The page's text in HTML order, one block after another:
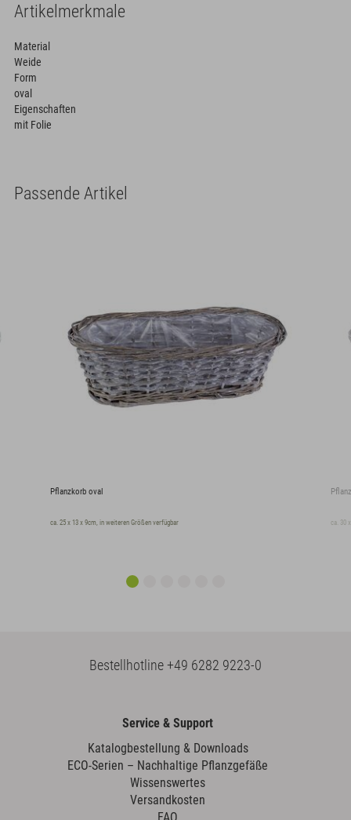
Artikelmerkmale
Material
Weide
Form
oval
Eigenschaften
mit Folie
Passende Artikel
Pflanzkorb oval
ca. 25 x 13 x 9cm, in weiteren Größen verfügbar ca. 30
Bestellhotline+49 6282 9223-0
Service & Support
Katalogbestellung & Downloads
ECO-Serien – Nachhaltige Pflanzgefäße
Wissenswertes
Versandkosten